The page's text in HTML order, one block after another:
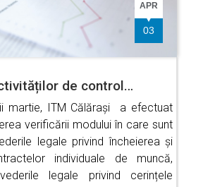
APR
03
de control…
martie, ITM Călărași a efectuat
verificării modului în care sunt
legale privind încheierea și
individuale de muncă,
legale privind cerințele